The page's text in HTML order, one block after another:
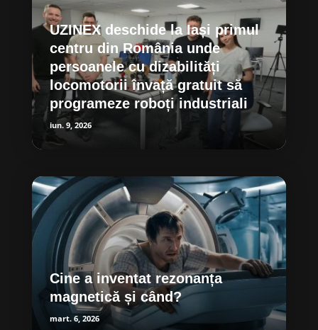
UZINEX deschide la Iași primul
centru din România unde
persoanele cu dizabilități
locomotorii învață gratuit să
programeze roboți industriali
iun. 9, 2026
Cine a inventat rezonanța
magnetică și când?
mart. 6, 2026